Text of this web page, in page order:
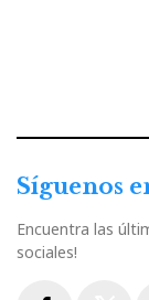
Síguenos
Encuentra las
sociales!